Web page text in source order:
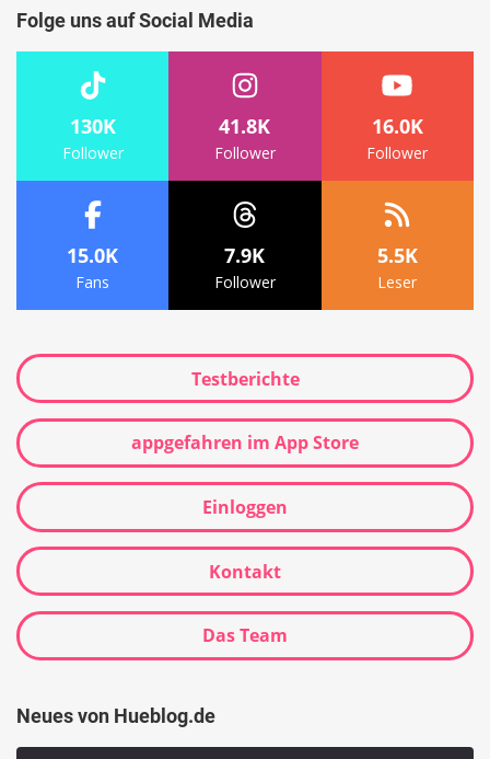
Folge uns auf Social Media
130K
Follower
41.8K
Follower
16.0K
Follower
15.0K
Fans
7.9K
Follower
5.5K
Leser
Testberichte
appgefahren im App Store
Einloggen
Kontakt
Das Team
Neues von Hueblog.de